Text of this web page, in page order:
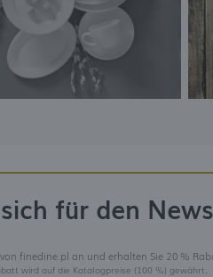
für den
finedine.pl an und erhalten Sie 20 %
wird auf die Katalogpreise (100 %) gewährt.